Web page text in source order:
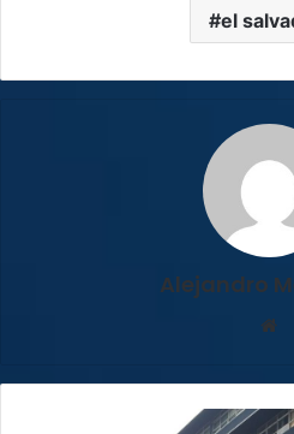
el
Alejandro